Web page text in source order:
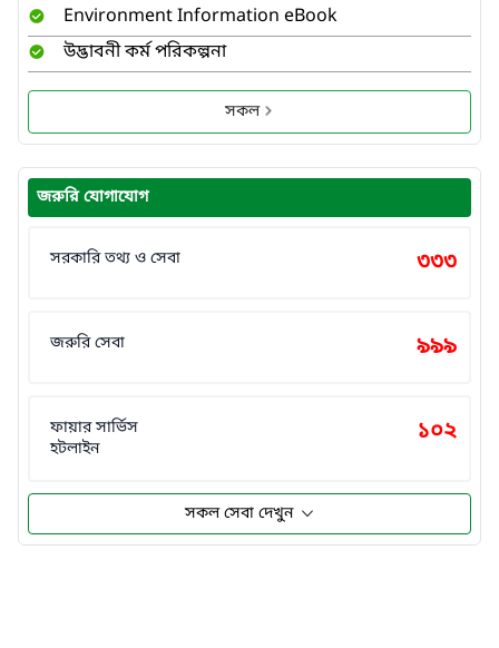
Environment Information eBook
উদ্ভাবনী কর্ম পরিকল্পনা
সকল
জরুরি যোগাযোগ
সরকারি তথ্য ও সেবা ৩৩৩
জরুরি সেবা ৯৯৯
ফায়ার সার্ভিস
হটলাইন
১০২
সকল সেবা দেখুন